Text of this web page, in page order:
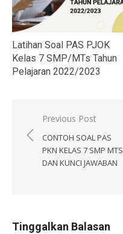
Latihan Soal PAS PJOK
Kelas 7 SMP/MTs Tahun
Pelajaran 2022/2023
Navigasi
pos
Previous Post
CONTOH SOAL PAS
PKN KELAS 7 SMP MTS
DAN KUNCI JAWABAN
Tinggalkan Balasan